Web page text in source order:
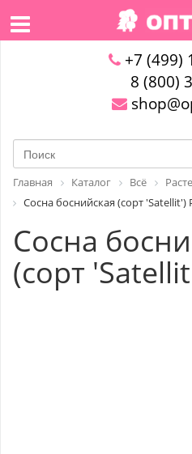
+7 (499)
8 (800)
Главная Каталог Всё
Сосна боснийская (сорт 'Satellit')
Сосна
(сорт